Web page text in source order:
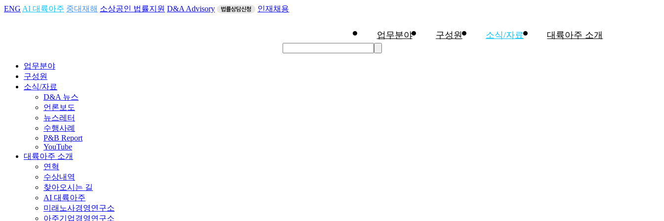
ENG AI 대륙아주 중대재해 소상공인 법률지원 D&A Advisory 인재채용
업무분야 구성원 소식/자료 대륙아주 소개
업무분야
구성원
소식/자료
D&A 뉴스
언론보도
뉴스레터
수행사례
P&B Report
YouTube
대륙아주 소개
연혁
수상내역
찾아오시는 길
AI 대륙아주
미래노사경영연구소
아주기업경영연구소